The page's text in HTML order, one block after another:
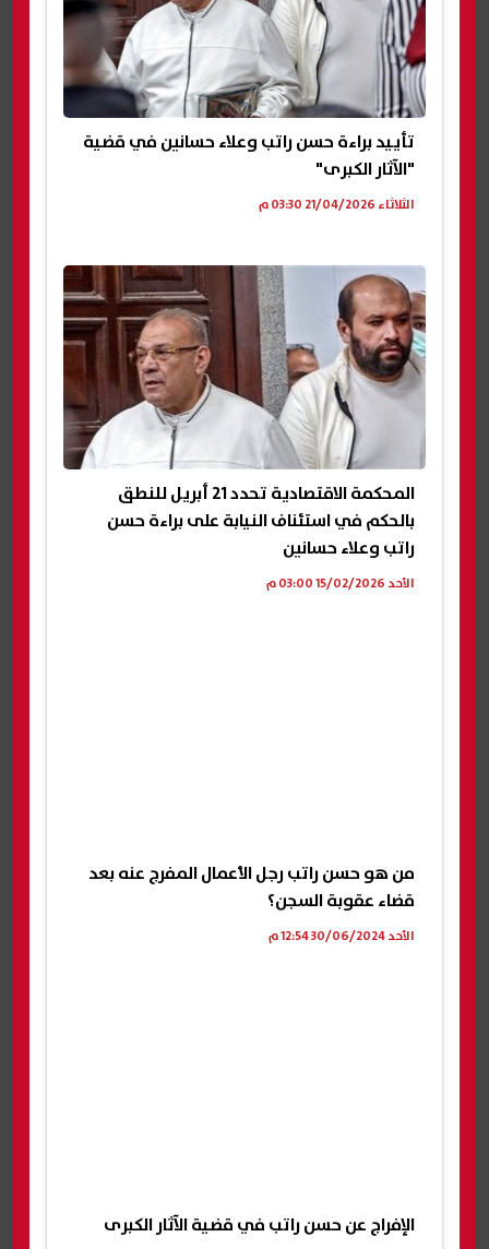
تأييد براءة حسن راتب وعلاء حسانين في قضية
"الآثار الكبرى"
الثلاثاء 21/04/2026 03:30 م
المحكمة الاقتصادية تحدد 21 أبريل للنطق
بالحكم في استئناف النيابة على براءة حسن
راتب وعلاء حسانين
الأحد 15/02/2026 03:00 م
من هو حسن راتب رجل الأعمال المفرج عنه بعد
قضاء عقوبة السجن؟
الأحد 30/06/2024 12:54 م
الإفراج عن حسن راتب في قضية الآثار الكبرى